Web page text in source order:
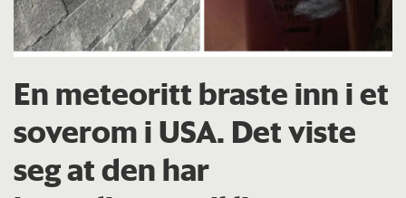
En meteoritt braste inn i et
soverom i USA. Det viste
seg at den har